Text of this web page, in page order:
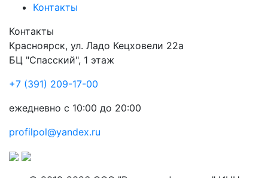
Контакты
Контакты
Красноярск, ул. Ладо Кецховели 22а
БЦ "Спасский", 1 этаж
+7 (391) 209-17-00
ежедневно с 10:00 до 20:00
profilpol@yandex.ru